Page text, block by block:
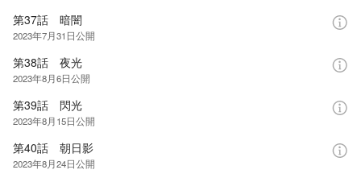
第37話 暗闇
2023年7月31日公開
第38話 夜光
2023年8月6日公開
第39話 閃光
2023年8月15日公開
第40話 朝日影
2023年8月24日公開